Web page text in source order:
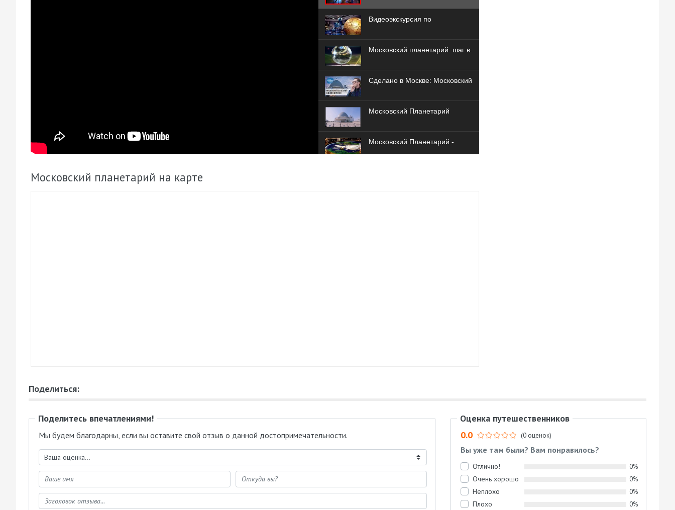
Видеоэкскурсия по
Московский планетарий: шаг в
Сделано в Москве: Московский
Московский Планетарий
Московский Планетарий -
Московский планетарий на карте
Поделиться:
Поделитесь впечатлениями!
Мы будем благодарны, если вы оставите свой отзыв о данной достопримечательности.
Оценка путешественников
0.0
(0 оценок)
Вы уже там были? Вам понравилось?
Отлично!
Очень хорошо
Неплохо
Плохо
0%
0%
0%
0%